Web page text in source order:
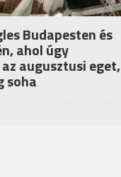
Budapesten és
ahol úgy
augusztusi eget,
soha